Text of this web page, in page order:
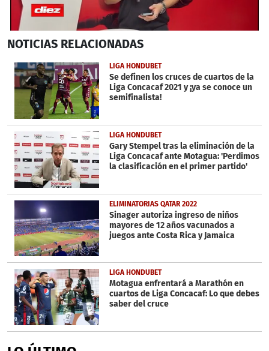
seconds
2
minutes,
seconds
NOTICIAS RELACIONADAS
LIGA HONDUBET
Se definen los cruces de cuartos de la
Liga Concacaf 2021 y ¡ya se conoce un
semifinalista!
LIGA HONDUBET
Gary Stempel tras la eliminación de la
Liga Concacaf ante Motagua: 'Perdimos
la clasificación en el primer partido'
ELIMINATORIAS QATAR 2022
Sinager autoriza ingreso de niños
mayores de 12 años vacunados a
juegos ante Costa Rica y Jamaica
LIGA HONDUBET
Motagua enfrentará a Marathón en
cuartos de Liga Concacaf: Lo que debes
saber del cruce